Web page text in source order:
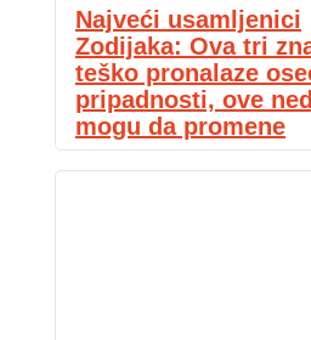
Najveći usamljenici
Zodijaka: Ova tri
teško pronalaze
pripadnosti, ove
mogu da promene